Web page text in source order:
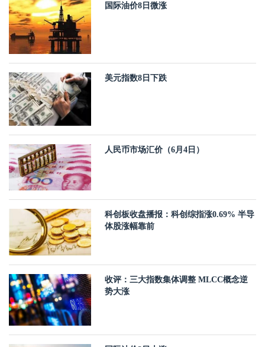
国际油价8日微涨
美元指数8日下跌
人民币市场汇价（6月4日）
科创板收盘播报：科创综指涨0.69% 半导
体股涨幅靠前
收评：三大指数集体调整 MLCC概念逆
势大涨